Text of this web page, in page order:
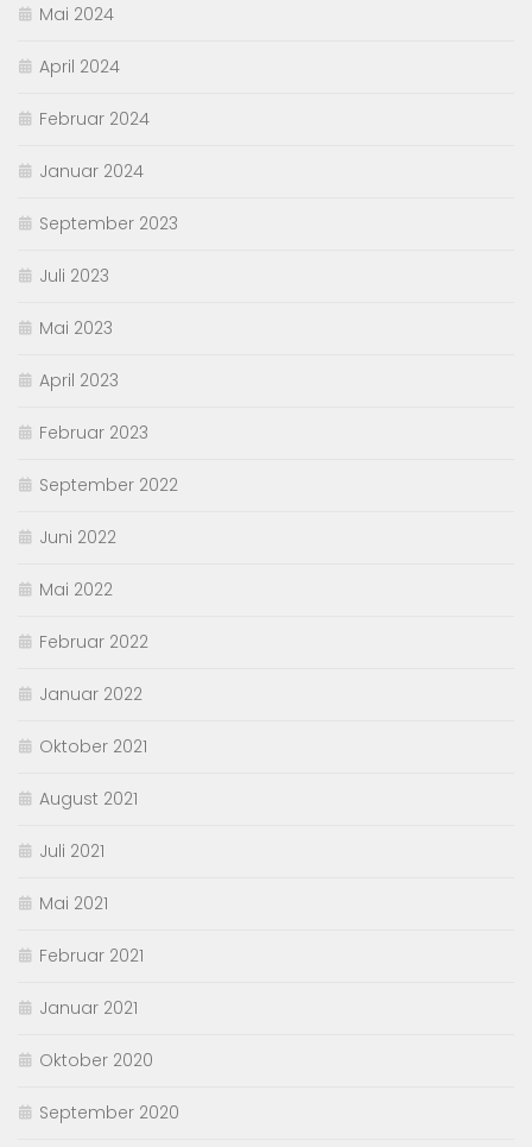
Mai 2024
April 2024
Februar 2024
Januar 2024
September 2023
Juli 2023
Mai 2023
April 2023
Februar 2023
September 2022
Juni 2022
Mai 2022
Februar 2022
Januar 2022
Oktober 2021
August 2021
Juli 2021
Mai 2021
Februar 2021
Januar 2021
Oktober 2020
September 2020